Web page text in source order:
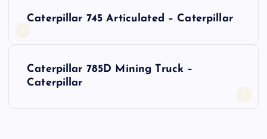
NCaterpillar 745 Articulated – Caterpillar
Caterpillar 785D Mining Truck –
Caterpillar